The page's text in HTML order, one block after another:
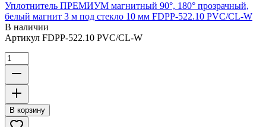
Уплотнитель ПРЕМИУМ магнитный 90°, 180° прозрачный,
белый магнит 3 м под стекло 10 мм FDPP-522.10 PVC/CL-W
В наличии
Артикул FDPP-522.10 PVC/CL-W
В корзину